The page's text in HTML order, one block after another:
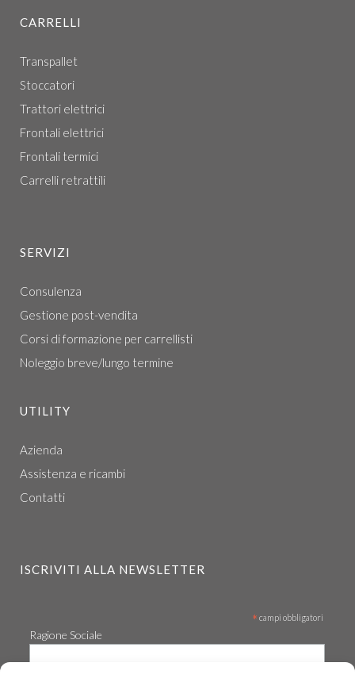
CARRELLI
Transpallet
Stoccatori
Trattori elettrici
Frontali elettrici
Frontali termici
Carrelli retrattili
SERVIZI
Consulenza
Gestione post-vendita
Corsi di formazione per carrellisti
Noleggio breve/lungo termine
UTILITY
Azienda
Assistenza e ricambi
Contatti
ISCRIVITI ALLA NEWSLETTER
* campi obbligatori
Ragione Sociale